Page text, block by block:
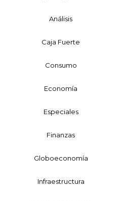
Análisis
Caja Fuerte
Consumo
Economía
Especiales
Finanzas
Globoeconomía
Infraestructura